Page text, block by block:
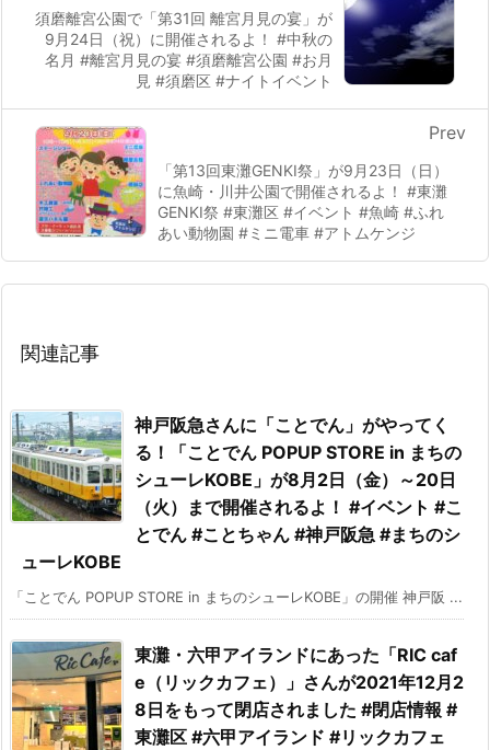
須磨離宮公園で「第31回 離宮月見の宴」が
9月24日（祝）に開催されるよ！ #中秋の
名月 #離宮月見の宴 #須磨離宮公園 #お月
見 #須磨区 #ナイトイベント
「第13回東灘GENKI祭」が9月23日（日）
に魚崎・川井公園で開催されるよ！ #東灘
GENKI祭 #東灘区 #イベント #魚崎 #ふれ
あい動物園 #ミニ電車 #アトムケンジ
Prev
関連記事
神戸阪急さんに「ことでん」がやってく
る！「ことでん POPUP STORE in まちの
シューレKOBE」が8月2日（金）～20日
（火）まで開催されるよ！ #イベント #こ
とでん #ことちゃん #神戸阪急 #まちのシ
ューレKOBE
「ことでん POPUP STORE in まちのシューレKOBE」の開催 神戸阪 ...
東灘・六甲アイランドにあった「RIC caf
e（リックカフェ）」さんが2021年12月2
8日をもって閉店されました #閉店情報 #
東灘区 #六甲アイランド #リックカフェ